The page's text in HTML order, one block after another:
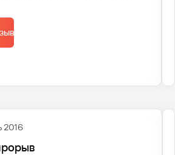
сборных, проводимый под
как кубок конфедераций.
съедутся освещать
2016